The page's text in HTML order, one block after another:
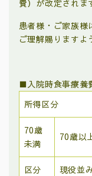
費）が改定されま
患者様・ご家族様
ご理解賜りますよ
■入院時食事療養
所得区分
70歳
未満
70歳以
区分
現役並